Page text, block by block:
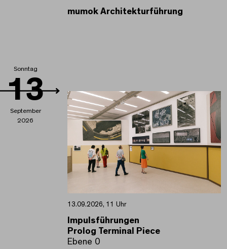
mumok Architekturführung
Sonntag
13
September
2026
13.09.2026, 11 Uhr
Impulsführungen
Prolog Terminal Piece
Ebene 0